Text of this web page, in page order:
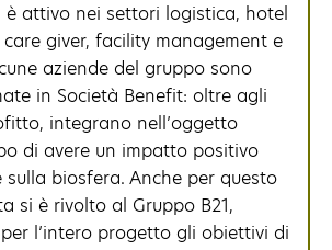
è attivo nei settori logistica, hotel
giver, facility management e
aziende del gruppo sono
in Società Benefit: oltre agli
integrano nell’oggetto
di avere un impatto positivo
sulla biosfera. Anche per questo
si è rivolto al Gruppo B21,
l’intero progetto gli obiettivi di